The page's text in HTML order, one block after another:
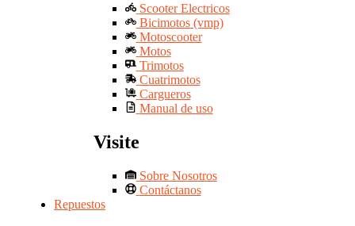
Scooter Electricos
Bicimotos (vmp)
Motoscooter
Motos
Trimotos
Cuatrimotos
Cargueros
Manual de uso
Visite
Sobre Nosotros
Contáctanos
Repuestos